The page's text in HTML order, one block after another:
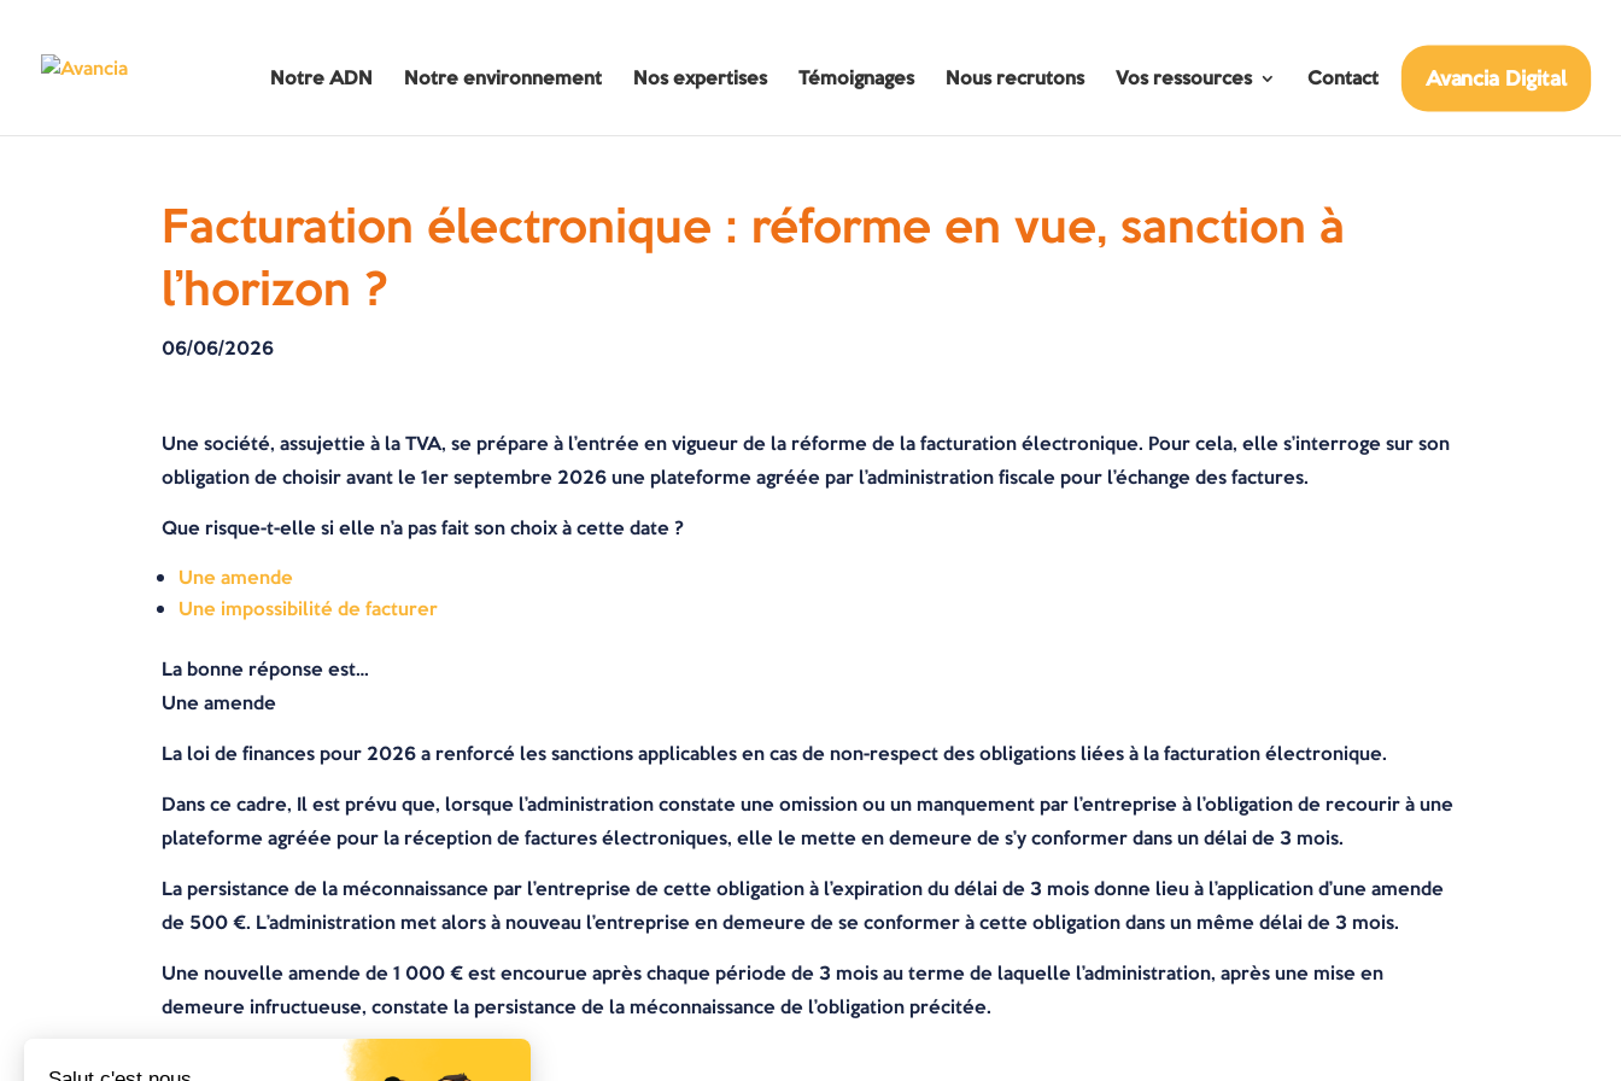
Notre ADN Notre environnement Nos expertises Témoignages Nous recrutons Vos ressources Contact Avancia Digital
Facturation électronique : réforme en vue, sanction à
l’horizon ?
06/06/2026
Une société, assujettie à la TVA, se prépare à l’entrée en vigueur de la réforme de la facturation électronique. Pour cela, elle s’interroge sur son
obligation de choisir avant le 1er septembre 2026 une plateforme agréée par l’administration fiscale pour l’échange des factures.
Que risque-t-elle si elle n’a pas fait son choix à cette date ?
Une amende
Une impossibilité de facturer
La bonne réponse est…
Une amende
La loi de finances pour 2026 a renforcé les sanctions applicables en cas de non-respect des obligations liées à la facturation électronique.
Dans ce cadre, Il est prévu que, lorsque l’administration constate une omission ou un manquement par l’entreprise à l’obligation de recourir à une
plateforme agréée pour la réception de factures électroniques, elle le mette en demeure de s’y conformer dans un délai de 3 mois.
La persistance de la méconnaissance par l’entreprise de cette obligation à l’expiration du délai de 3 mois donne lieu à l’application d’une amende
de 500 €. L’administration met alors à nouveau l’entreprise en demeure de se conformer à cette obligation dans un même délai de 3 mois.
Une nouvelle amende de 1 000 € est encourue après chaque période de 3 mois au terme de laquelle l’administration, après une mise en
demeure infructueuse, constate la persistance de la méconnaissance de l’obligation précitée.